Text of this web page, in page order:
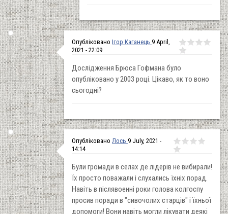
Опубліковано Ігор Каганець 9 April,
2021 - 22:09
Дослідження Брюса Гофмана було
опубліковано у 2003 році. Цікаво, як то воно
сьогодні?
Опубліковано Лось 9 July, 2021 -
14:14
Були громади в селах де лідерів не вибирали!
Їх просто поважали і слухались їхніх порад.
Навіть в післявоенні роки голова колгоспу
просив поради в "сивочолих старців" і їхньої
допомоги! Вони навіть могли лікувати деякі